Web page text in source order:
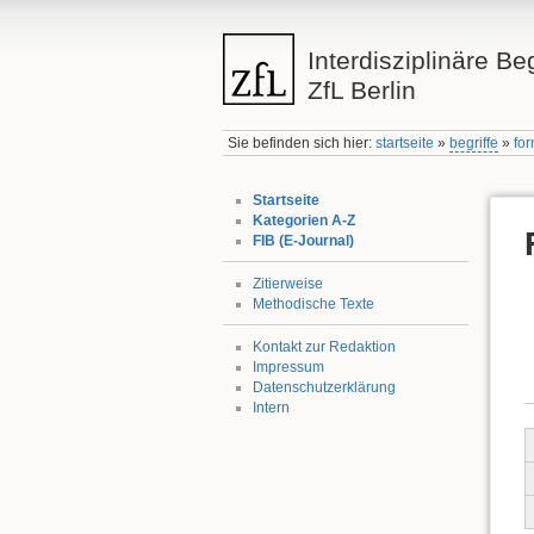
Interdisziplinäre
ZfL Berlin
Sie befinden sich hier:startseite » begriffe »
Startseite
Kategorien A-Z
FIB (E-Journal)
Zitierweise
Methodische Texte
Kontakt zur Redaktion
Impressum
Datenschutzerklärung
Intern